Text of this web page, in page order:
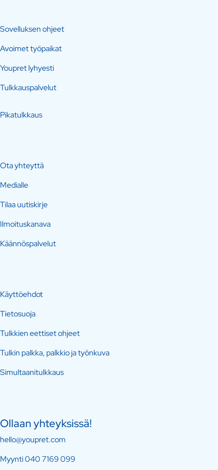
Sovelluksen ohjeet
Avoimet työpaikat
Youpret lyhyesti
Tulkkauspalvelut
Pikatulkkaus
Ota yhteyttä
Medialle
Tilaa uutiskirje
Ilmoituskanava
Käännöspalvelut
Käyttöehdot
Tietosuoja
Tulkkien eettiset ohjeet
Tulkin palkka, palkkio ja työnkuva
Simultaanitulkkaus
Ollaan yhteyksissä!
hello@youpret.com
Myynti040 7169 099